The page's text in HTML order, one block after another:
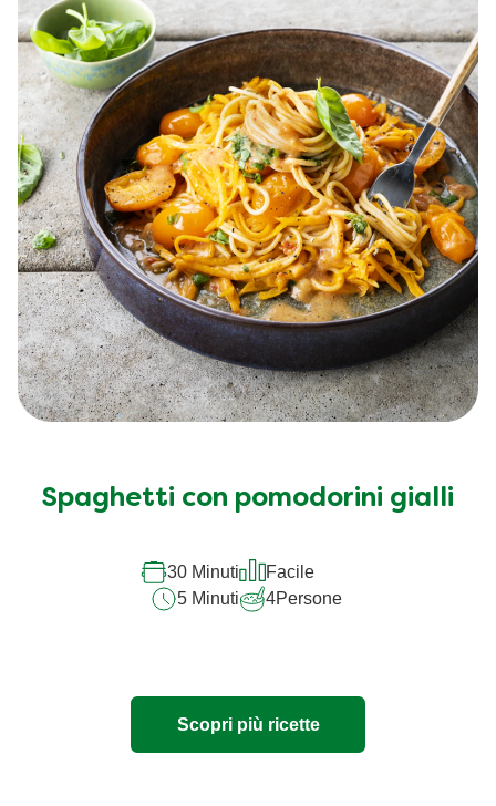
Spaghetti con pomodorini gialli
30 Minuti
Facile
5 Minuti
4Persone
Scopri più ricette